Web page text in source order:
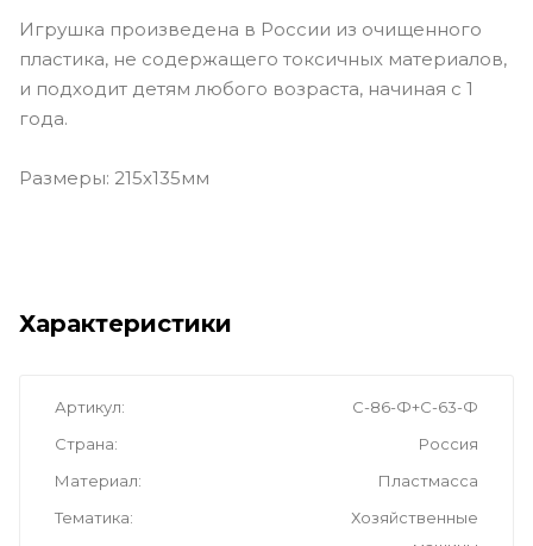
Игрушка произведена в России из очищенного
пластика, не содержащего токсичных материалов,
и подходит детям любого возраста, начиная с 1
года.
Размеры: 215х135мм
Характеристики
Артикул
С-86-Ф+С-63-Ф
Страна
Россия
Материал
Пластмасса
Тематика
Хозяйственные